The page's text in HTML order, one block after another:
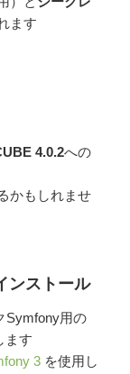
ます
4.0.2への
かもしれませ
ンストール
Symfony用の
ます
3 を使用し